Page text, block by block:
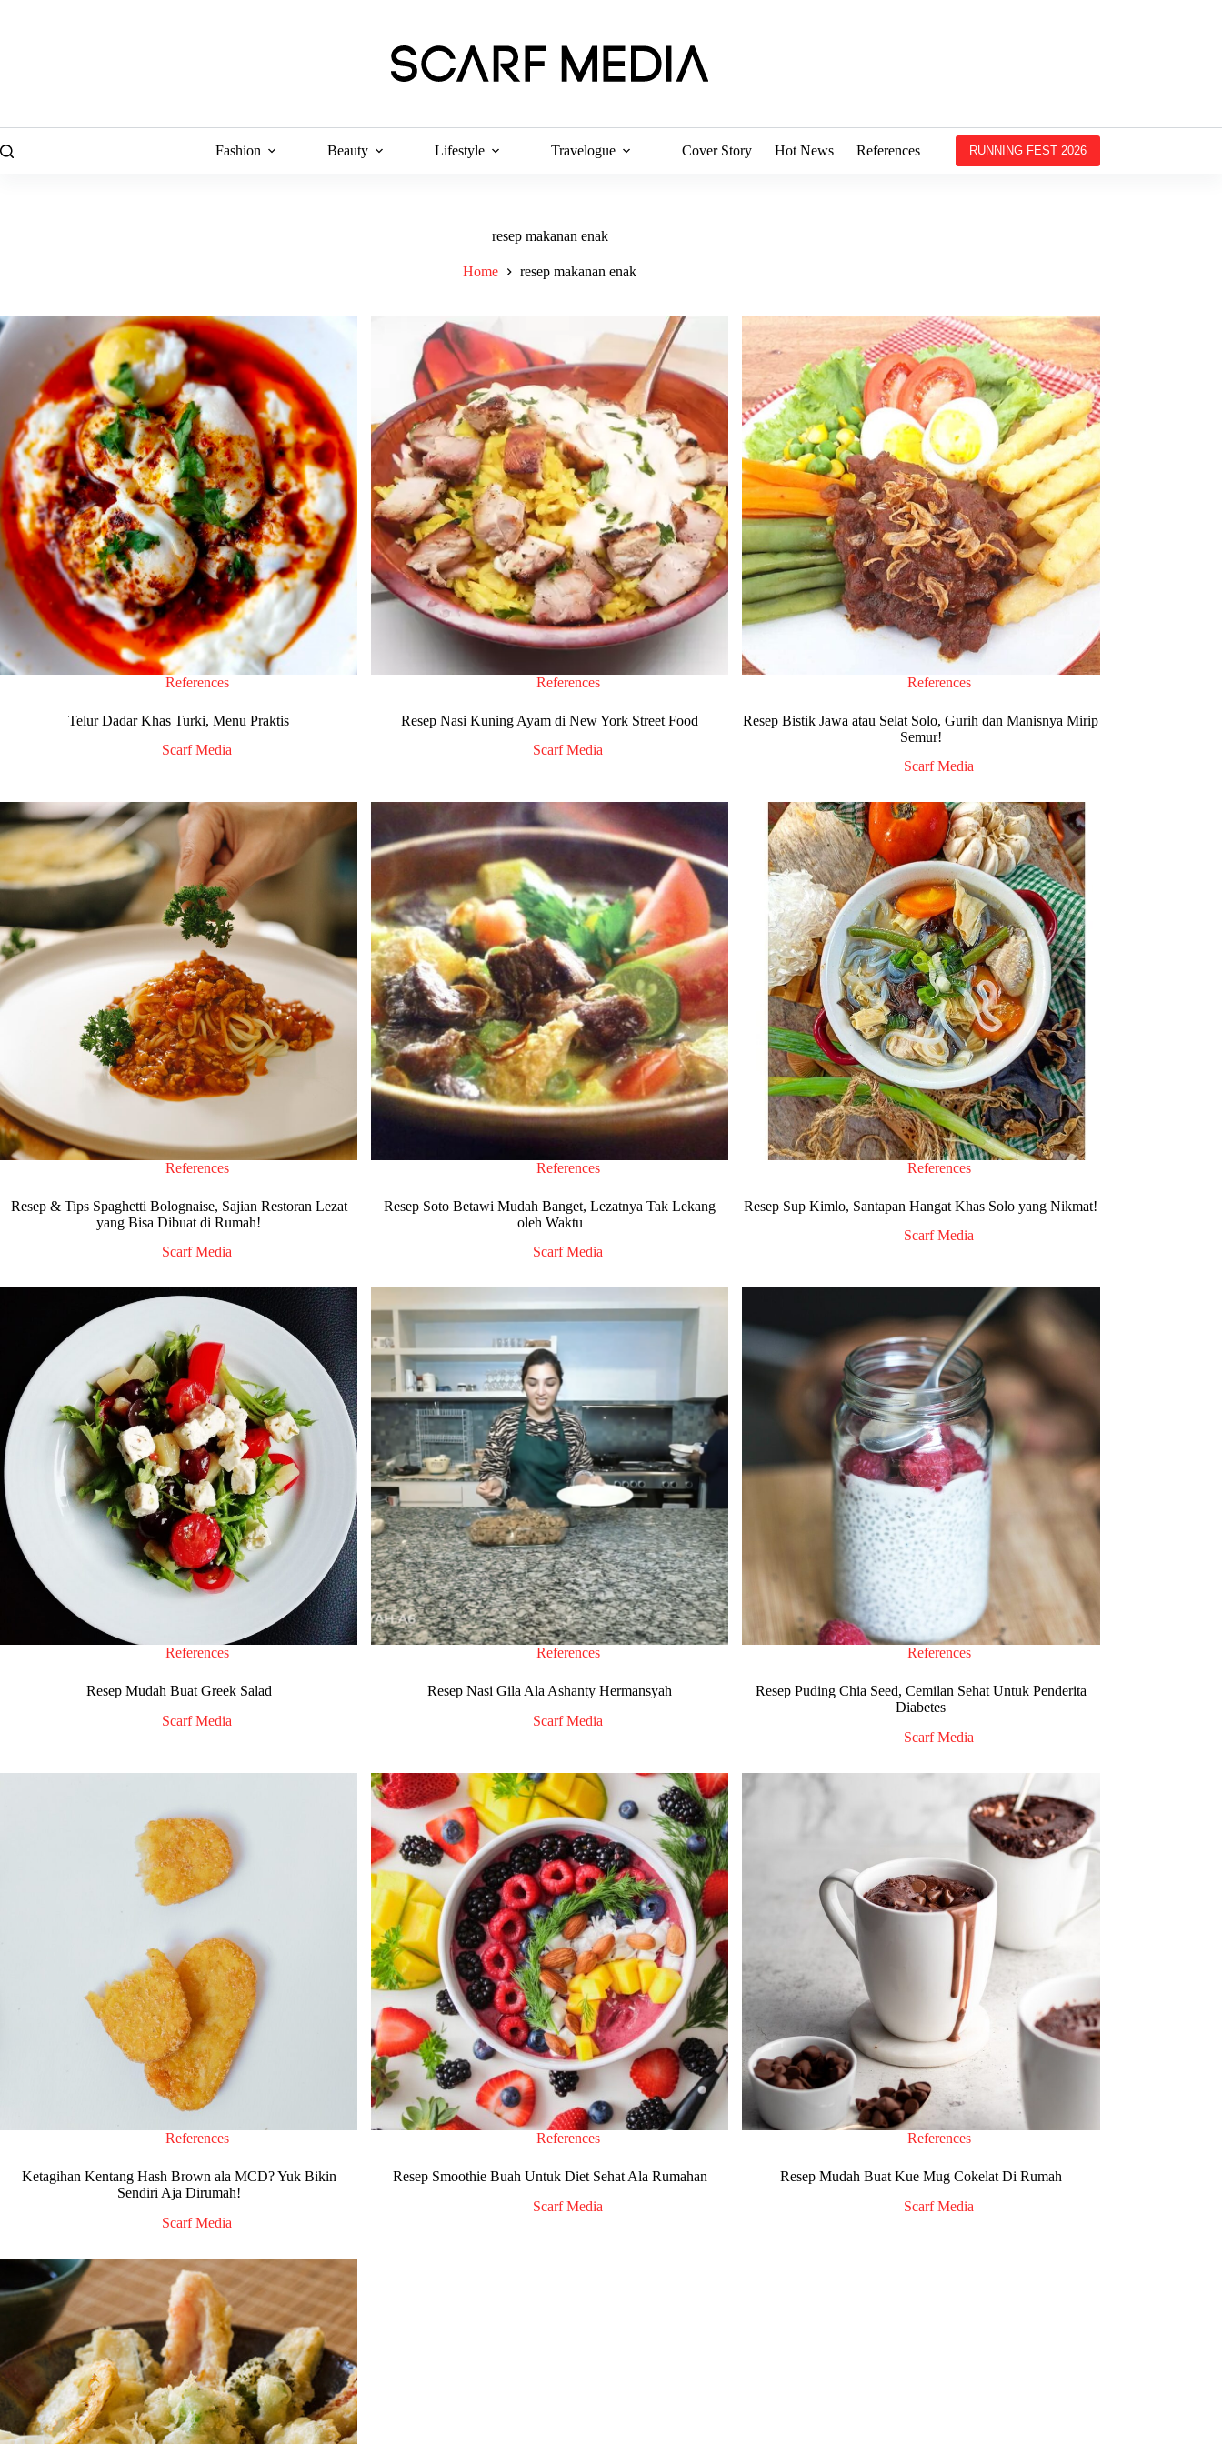
Fashion Beauty Lifestyle Travelogue Cover Story Hot News References RUNNING FEST 2026
resep makanan enak
Home resep makanan enak
References
Telur Dadar Khas Turki, Menu Praktis
Scarf Media
References
Resep Nasi Kuning Ayam di New York Street Food
Scarf Media
References
Resep Bistik Jawa atau Selat Solo, Gurih dan Manisnya Mirip
Semur!
Scarf Media
References
Resep & Tips Spaghetti Bolognaise, Sajian Restoran Lezat
yang Bisa Dibuat di Rumah!
Scarf Media
References
Resep Soto Betawi Mudah Banget, Lezatnya Tak Lekang
oleh Waktu
Scarf Media
References
Resep Sup Kimlo, Santapan Hangat Khas Solo yang Nikmat!
Scarf Media
References
Resep Mudah Buat Greek Salad
Scarf Media
References
Resep Nasi Gila Ala Ashanty Hermansyah
Scarf Media
References
Resep Puding Chia Seed, Cemilan Sehat Untuk Penderita
Diabetes
Scarf Media
References
Ketagihan Kentang Hash Brown ala MCD? Yuk Bikin
Sendiri Aja Dirumah!
Scarf Media
References
Resep Smoothie Buah Untuk Diet Sehat Ala Rumahan
Scarf Media
References
Resep Mudah Buat Kue Mug Cokelat Di Rumah
Scarf Media